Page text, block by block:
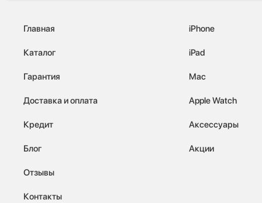
Главная
Каталог
Гарантия
Доставка и оплата
Кредит
Блог
Отзывы
Контакты
iPhone
iPad
Mac
Apple Watch
Аксессуары
Акции